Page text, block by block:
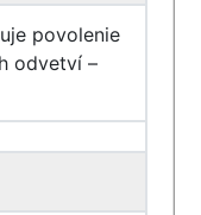
povolenie
odvetví –